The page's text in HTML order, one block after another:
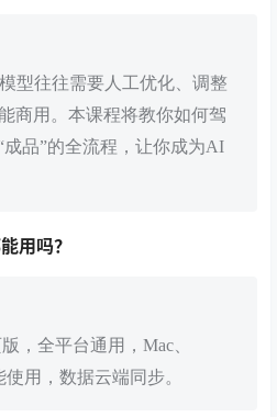
型往往需要人工优化、调整
商用。本课程将教你如何驾
品”的全流程，让你成为AI
用吗？
，全平台通用，Mac、
用，数据云端同步。